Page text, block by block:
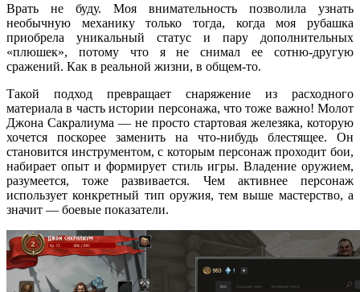
Врать не буду. Моя внимательность позволила узнать
необычную механику только тогда, когда моя рубашка
приобрела уникальный статус и пару дополнительных
«плюшек», потому что я не снимал ее сотню-другую
сражений. Как в реальной жизни, в общем-то.
Такой подход превращает снаряжение из расходного
материала в часть истории персонажа, что тоже важно! Молот
Джона Сакралиума — не просто стартовая железяка, которую
хочется поскорее заменить на что-нибудь блестящее. Он
становится инструментом, с которым персонаж проходит бои,
набирает опыт и формирует стиль игры. Владение оружием,
разумеется, тоже развивается. Чем активнее персонаж
использует конкретный тип оружия, тем выше мастерство, а
значит — боевые показатели.